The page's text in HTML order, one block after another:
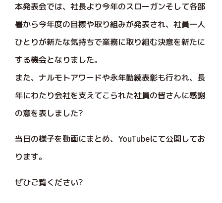
本発表会では、社長より今年のスローガンそして各部
署から今年度の目標や取り組みが発表され、社員一人
ひとりが新たな気持ちで業務に取り組む決意を新たに
する機会となりました。
また、ナルモトアワードや永年勤続表彰も行われ、長
年にわたり会社を支えてこられた社員の皆さんに感謝
の意を表しました?
当日の様子を動画にまとめ、YouTubeにて公開してお
ります。
ぜひご覧ください?